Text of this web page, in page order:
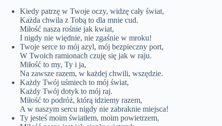
Kiedy patrzę w Twoje oczy, widzę cały świat,
Każda chwila z Tobą to dla mnie cud.
Miłość nasza rośnie jak kwiat,
I nigdy nie więdnie, nie zgaśnie w mroku!
Twoje serce to mój azyl, mój bezpieczny port,
W Twoich ramionach czuję się jak w raju.
Miłość to my, Ty i ja,
Na zawsze razem, w każdej chwili, wszędzie.
Każdy Twój uśmiech to mój świat,
Każdy Twój dotyk to mój raj.
Miłość to podróż, którą idziemy razem,
A w naszym sercu nigdy nie zabraknie miejsca!
Ty jesteś moim światłem, moim powietrzem,